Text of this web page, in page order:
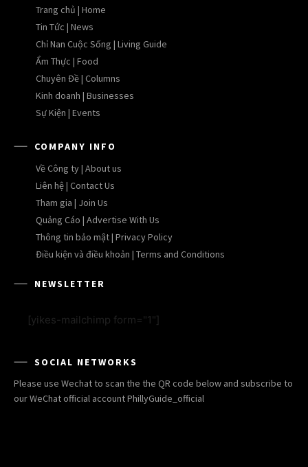
Trang chủ | Home
Tin Tức | News
Chỉ Nan Cuộc Sống | Living Guide
Ẩm Thực | Food
Chuyên Đề | Columns
Kinh doanh | Businesses
Sự Kiện | Events
COMPANY INFO
Về Công ty | About us
Liên hệ | Contact Us
Tham gia | Join Us
Quảng Cáo | Advertise With Us
Thông tin bảo mật | Privacy Policy
Điều kiện và điều khoản | Terms and Conditions
NEWSLETTER
[yikes-mailchimp form="1"]
SOCIAL NETWORKS
Please use Wechat to scan the the QR code below and subscribe to
our WeChat official account PhillyGuide_official